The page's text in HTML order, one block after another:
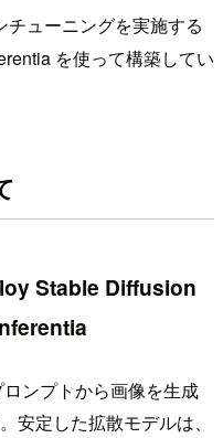
ューニングを実施する
を使って構築してい
Stable Diffusion
ンプトから画像を生成
安定した拡散モデルは、